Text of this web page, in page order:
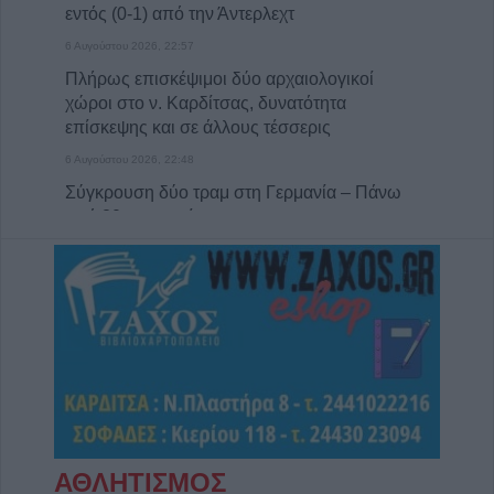
εντός (0-1) από την Άντερλεχτ
6 Αυγούστου 2026, 22:57
Πλήρως επισκέψιμοι δύο αρχαιολογικοί
χώροι στο ν. Καρδίτσας, δυνατότητα
επίσκεψης και σε άλλους τέσσερις
6 Αυγούστου 2026, 22:48
Σύγκρουση δύο τραμ στη Γερμανία – Πάνω
από 20 τραυματίες
6 Αυγούστου 2026, 21:11
Συρία: Δύο νεκροί και 13 τραυματίες από
έκρηξη βόμβας σε λεωφορείο
6 Αυγούστου 2026, 20:28
για τον Ιό του Δυτικού Νείλου στην Δ.Κ.
Χαλκίδα: Γυναίκα έπεσε από την Υψηλή
ΑΘΛΗΤΙΣΜΟΣ